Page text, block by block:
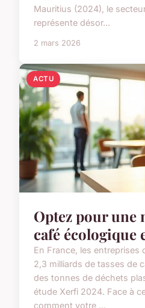
Mauritius (2024), le
représente désor...
2 mars 2026
ACTU
Optez pour une
café écologique
En France, les
2,3 milliards de tasses de
des tonnes de déchets
étude Xerfi 2024. Face à
comment votre ...